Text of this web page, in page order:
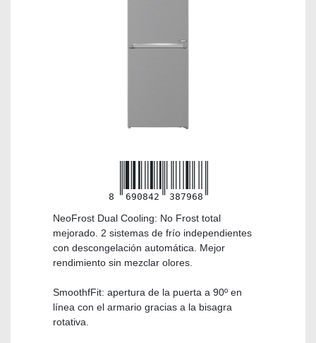
8 690842 387968
NeoFrost Dual Cooling: No Frost total
mejorado. 2 sistemas de frío independientes
con descongelación automática. Mejor
rendimiento sin mezclar olores.
SmoothfFit: apertura de la puerta a 90º en
línea con el armario gracias a la bisagra
rotativa.